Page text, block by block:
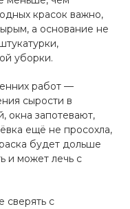
красок важно,
а основание не
уборки.
работ —
сырости в
окна запотевают,
ещё не просохла,
будет дольше
и может лечь с
сверять с